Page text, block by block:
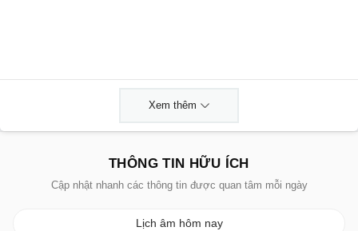
Xem thêm
THÔNG TIN HỮU ÍCH
Cập nhật nhanh các thông tin được quan tâm mỗi ngày
Lịch âm hôm nay